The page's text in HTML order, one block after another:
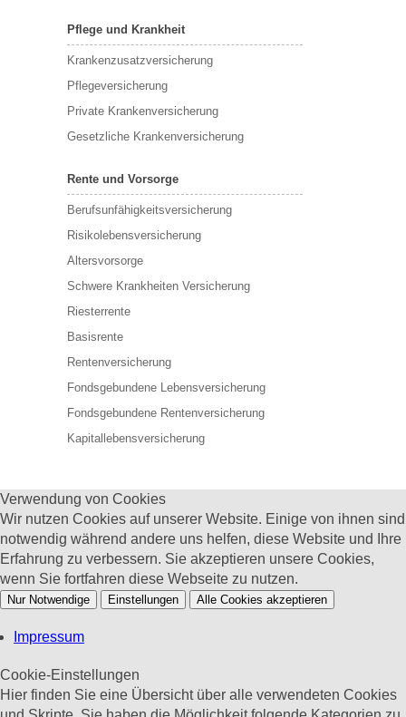
Pflege und Krankheit
Krankenzusatzversicherung
Pflegeversicherung
Private Krankenversicherung
Gesetzliche Krankenversicherung
Rente und Vorsorge
Berufs­unfähigkeitsversicherung
Risikolebensversicherung
Altersvorsorge
Schwere Krankheiten Versicherung
Riesterrente
Basisrente
Rentenversicherung
Fondsgebundene Lebensversicherung
Fondsgebundene Rentenversicherung
Kapitallebensversicherung
Verwendung von Cookies
Wir nutzen Cookies auf unserer Website. Einige von ihnen sind
notwendig während andere uns helfen, diese Website und Ihre
Erfahrung zu verbessern. Sie akzeptieren unsere Cookies,
wenn Sie fortfahren diese Webseite zu nutzen.
Nur Notwendige Einstellungen Alle Cookies akzeptieren
Impressum
Cookie-Einstellungen
Hier finden Sie eine Übersicht über alle verwendeten Cookies